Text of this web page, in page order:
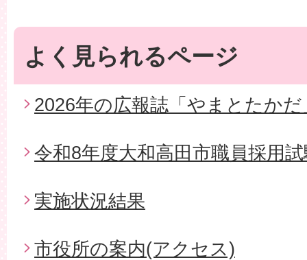
よく見られるページ
2026年の広報誌「やまとたかだ
令和8年度大和高田市職員採用
実施状況結果
市役所の案内(アクセス)